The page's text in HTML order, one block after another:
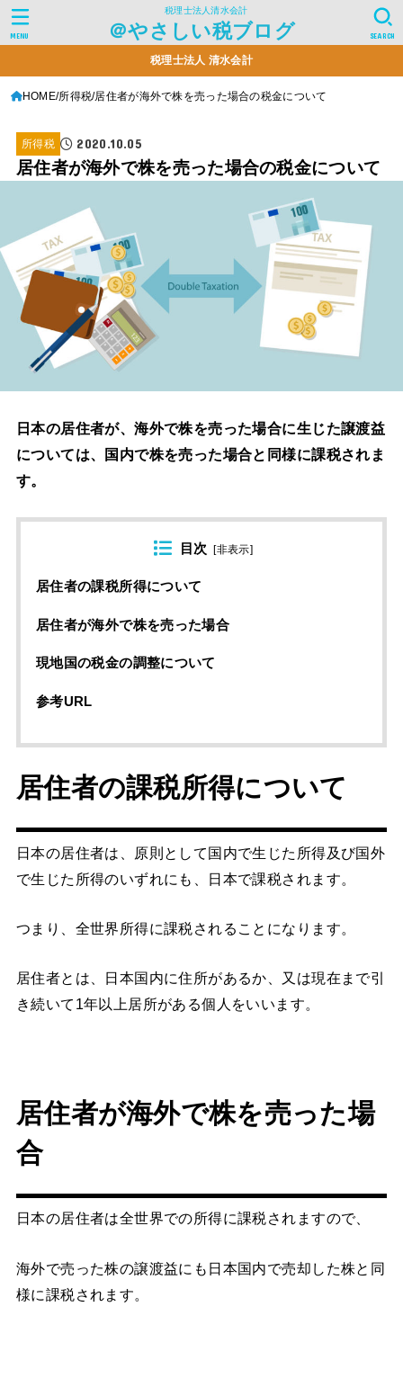
税理士法人清水会計
＠やさしい税ブログ SEARCH
MENU
税理士法人 清水会計
HOME 所得税 居住者が海外で株を売った場合の税金について
所得税 2020.10.05
居住者が海外で株を売った場合の税金について
日本の居住者が、海外で株を売った場合に生じた譲渡益
については、国内で株を売った場合と同様に課税されま
す。
目次 [非表示]
居住者の課税所得について
居住者が海外で株を売った場合
現地国の税金の調整について
参考URL
居住者の課税所得について
日本の居住者は、原則として国内で生じた所得及び国外
で生じた所得のいずれにも、日本で課税されます。
つまり、全世界所得に課税されることになります。
居住者とは、日本国内に住所があるか、又は現在まで引
き続いて1年以上居所がある個人をいいます。
居住者が海外で株を売った場
合
日本の居住者は全世界での所得に課税されますので、
海外で売った株の譲渡益にも日本国内で売却した株と同
様に課税されます。